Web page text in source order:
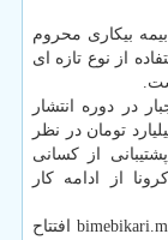
بیکاری محروم
از نوع تازه ای
در دوره انتشار
تومان در نظر
از کسانی
از ادامه کار
برای همین منظور سامانه ای به ادرس bimebikari.mcls.gov.ir افتتاح